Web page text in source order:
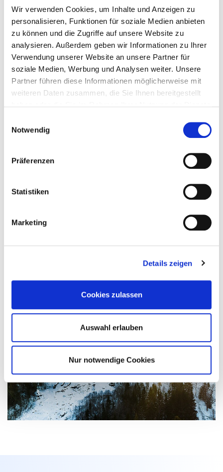
Wir verwenden Cookies, um Inhalte und Anzeigen zu
personalisieren, Funktionen für soziale Medien anbieten
zu können und die Zugriffe auf unsere Website zu
analysieren. Außerdem geben wir Informationen zu Ihrer
Verwendung unserer Website an unsere Partner für
soziale Medien, Werbung und Analysen weiter. Unsere
Partner führen diese Informationen möglicherweise mit
weiteren Daten zusammen, die Sie Ihnen bereitgestellt
Notwendig
Präferenzen
Statistiken
Marketing
Details zeigen
Cookies zulassen
Auswahl erlauben
Nur notwendige Cookies
Kraftwerk: Das Wasserkraftwerk Mykstufoss liegt am Fluss
Numedalslågen im Dorf Veggli in der Provinz Buskerud. Es wurde 1964
in Betrieb genommen und produziert jährlich etwa290 GWh
erneuerbare Energie, was dem durchschnittlichen Energiebedarf von
rund 18.000 Haushaltenentspricht.
Weitere Informationen finden Sie hier
Art der Investition:
Inbetriebnahme:
Das neue Kraftwerk hat eine geplante Produktion von
130–188 GWh durch drei neue Francis-Turbinen mit je 12 MW. Das neue
Weitere Informationen